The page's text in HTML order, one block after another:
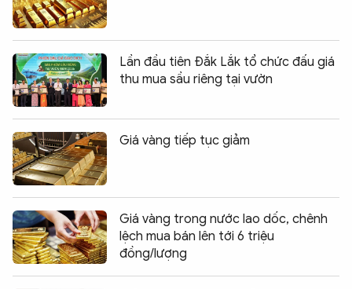
Lần đầu tiên Đắk Lắk tổ chức đấu giá
thu mua sầu riêng tại vườn
Giá vàng tiếp tục giảm
Giá vàng trong nước lao dốc, chênh
lệch mua bán lên tới 6 triệu
đồng/lượng